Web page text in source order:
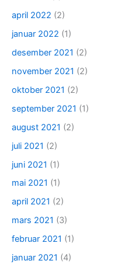
april 2022 (2)
januar 2022 (1)
desember 2021 (2)
november 2021 (2)
oktober 2021 (2)
september 2021 (1)
august 2021 (2)
juli 2021 (2)
juni 2021 (1)
mai 2021 (1)
april 2021 (2)
mars 2021 (3)
februar 2021 (1)
januar 2021 (4)